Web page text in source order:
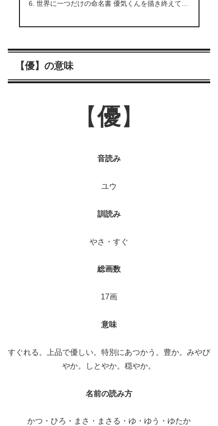
世界に一つだけの命名書 優気くんを描き終えて…
【優】の意味
【優】
音読み
ユウ
訓読み
やさ・すぐ
総画数
17画
意味
すぐれる。上品で優しい。特別にあつかう。豊か。みやび
やか。しとやか。穏やか。
名前の読み方
かつ・ひろ・まさ・まさる・ゆ・ゆう・ゆたか